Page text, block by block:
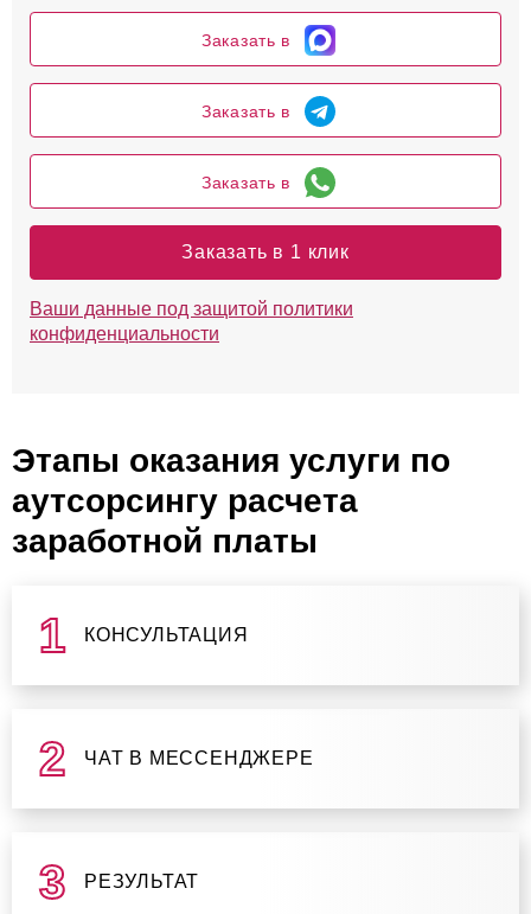
Заказать в
Заказать в
Заказать в
Заказать в 1 клик
Ваши данные под защитой политики
конфиденциальности
Этапы оказания услуги по
аутсорсингу расчета
заработной платы
КОНСУЛЬТАЦИЯ
ЧАТ В МЕССЕНДЖЕРЕ
РЕЗУЛЬТАТ